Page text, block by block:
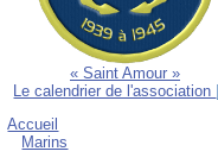
« Saint Amour »
Le calendrier de l'association
Accueil
Marins